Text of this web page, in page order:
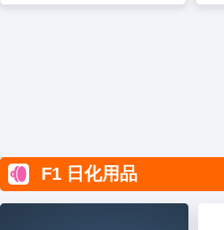
F1 日化用品